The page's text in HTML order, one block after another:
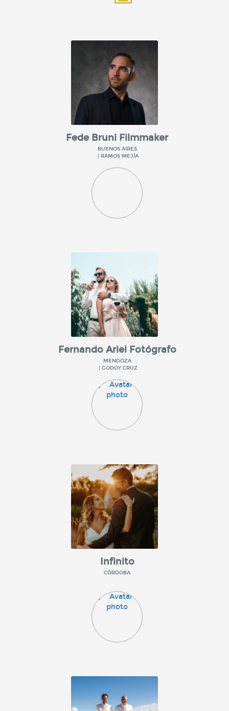
Fede Bruni Filmmaker
BUENOS AIRES
| RAMOS MEJÍA
Fernando Ariel Fotógrafo
MENDOZA
| GODOY CRUZ
Infinito
CÓRDOBA